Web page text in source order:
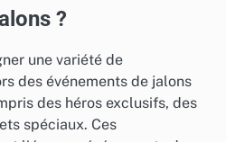
?
une variété de
des événements de jalons
des héros exclusifs, des
spéciaux. Ces